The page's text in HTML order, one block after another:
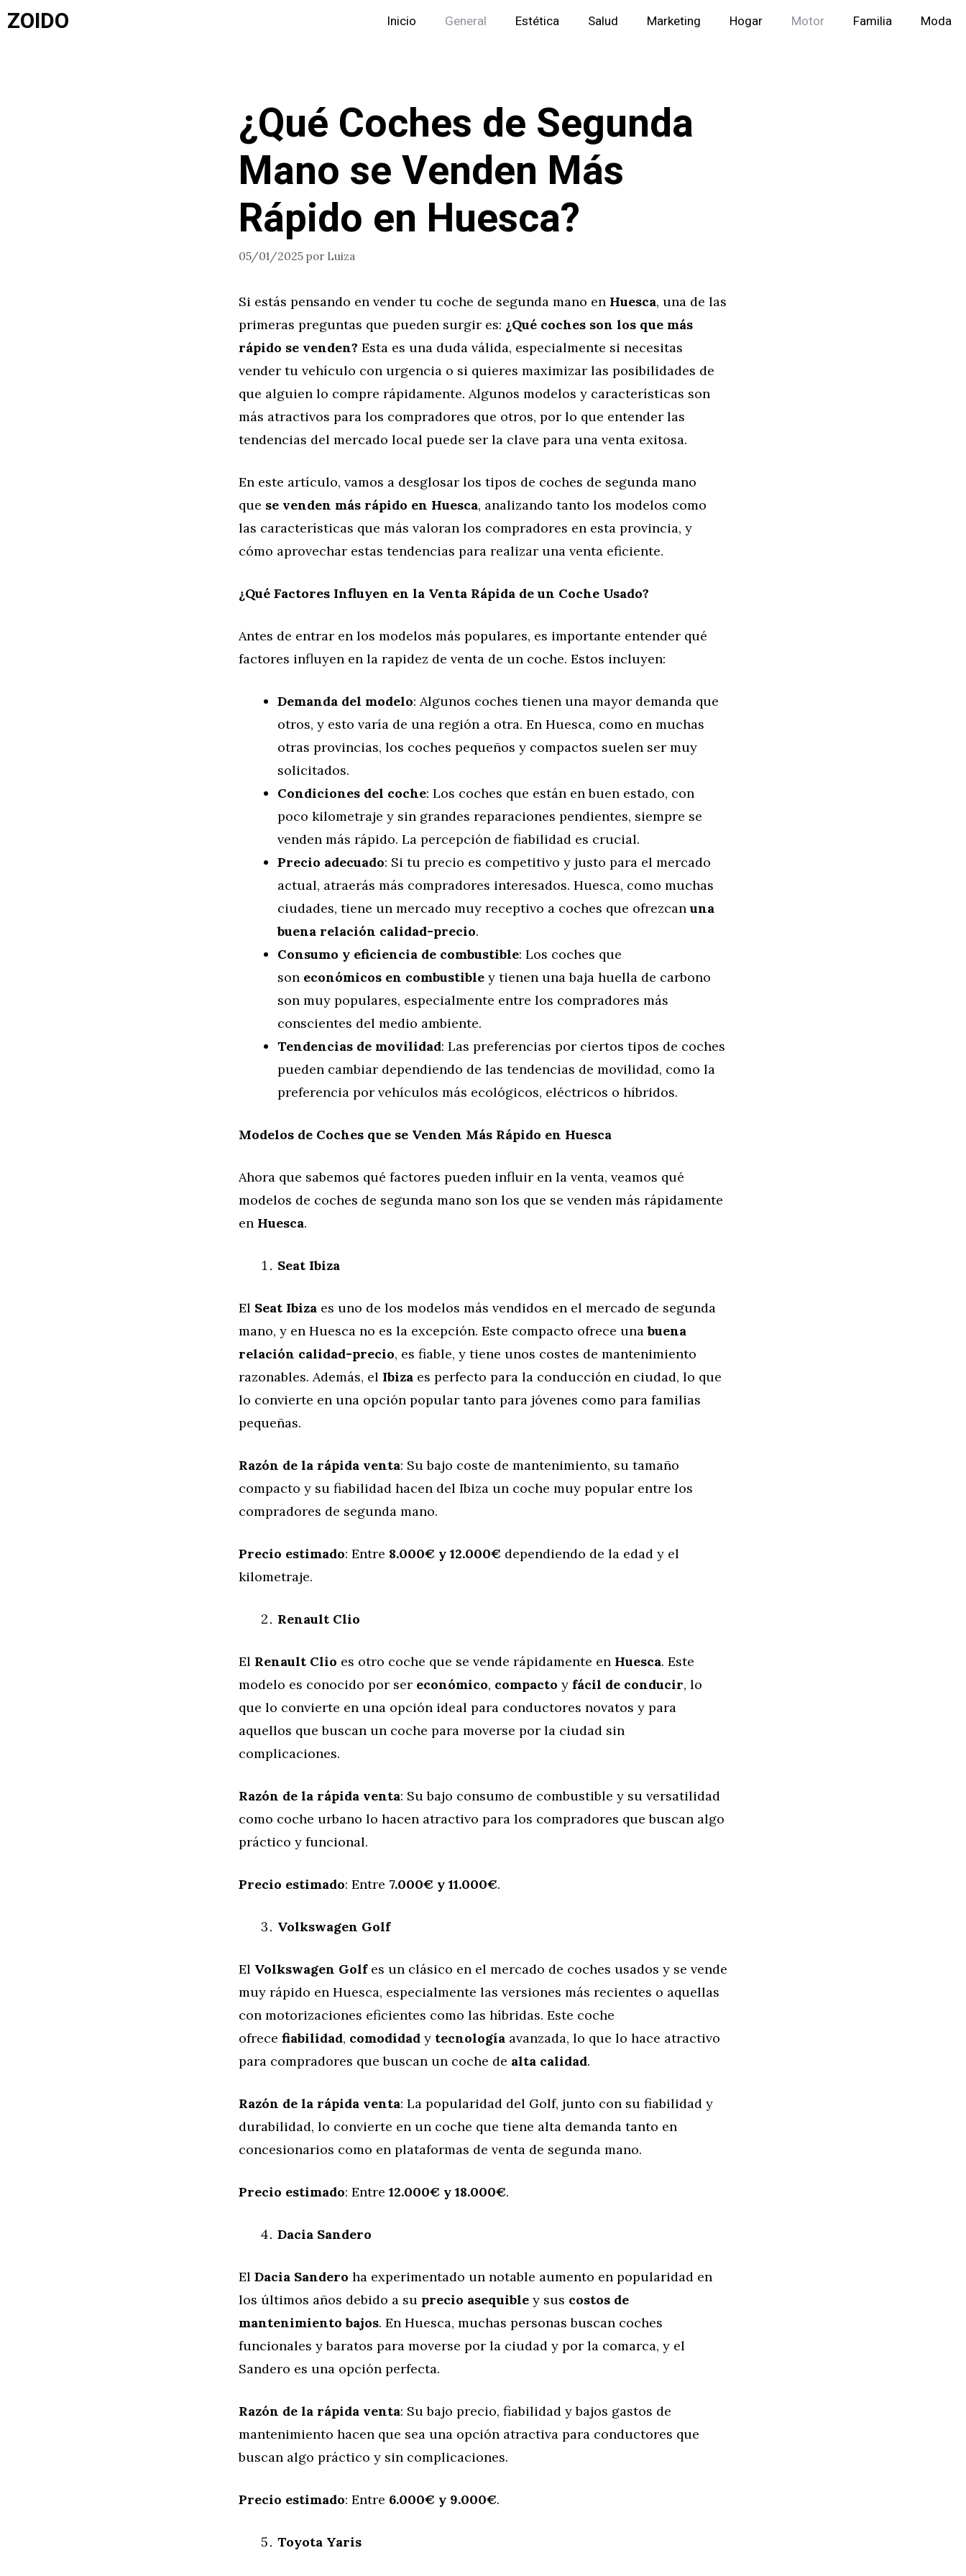
Saltar
alZOIDO Inicio General Estética Salud Marketing Hogar Motor Familia Moda
¿Qué Coches de Segunda
Mano se Venden Más
Rápido en Huesca?
05/01/2025 por Luiza
Si estás pensando en vender tu coche de segunda mano en Huesca, una de las
primeras preguntas que pueden surgir es: ¿Qué coches son los que más
rápido se venden? Esta es una duda válida, especialmente si necesitas
vender tu vehículo con urgencia o si quieres maximizar las posibilidades de
que alguien lo compre rápidamente. Algunos modelos y características son
más atractivos para los compradores que otros, por lo que entender las
tendencias del mercado local puede ser la clave para una venta exitosa.
En este artículo, vamos a desglosar los tipos de coches de segunda mano
que se venden más rápido en Huesca, analizando tanto los modelos como
las características que más valoran los compradores en esta provincia, y
cómo aprovechar estas tendencias para realizar una venta eficiente.
¿Qué Factores Influyen en la Venta Rápida de un Coche Usado?
Antes de entrar en los modelos más populares, es importante entender qué
factores influyen en la rapidez de venta de un coche. Estos incluyen:
Demanda del modelo: Algunos coches tienen una mayor demanda que
otros, y esto varía de una región a otra. En Huesca, como en muchas
otras provincias, los coches pequeños y compactos suelen ser muy
solicitados.
Condiciones del coche: Los coches que están en buen estado, con
poco kilometraje y sin grandes reparaciones pendientes, siempre se
venden más rápido. La percepción de fiabilidad es crucial.
Precio adecuado: Si tu precio es competitivo y justo para el mercado
actual, atraerás más compradores interesados. Huesca, como muchas
ciudades, tiene un mercado muy receptivo a coches que ofrezcanuna
buena relación calidad-precio.
Consumo y eficiencia de combustible: Los coches que
son económicos en combustible y tienen una baja huella de carbono
son muy populares, especialmente entre los compradores más
conscientes del medio ambiente.
Tendencias de movilidad: Las preferencias por ciertos tipos de coches
pueden cambiar dependiendo de las tendencias de movilidad, como la
preferencia por vehículos más ecológicos, eléctricos o híbridos.
Modelos de Coches que se Venden Más Rápido en Huesca
Ahora que sabemos qué factores pueden influir en la venta, veamos qué
modelos de coches de segunda mano son los que se venden más rápidamente
en Huesca.
Seat Ibiza
El Seat Ibiza es uno de los modelos más vendidos en el mercado de segunda
mano, y en Huesca no es la excepción. Este compacto ofrece unabuena
relación calidad-precio, es fiable, y tiene unos costes de mantenimiento
razonables. Además, el Ibiza es perfecto para la conducción en ciudad, lo que
lo convierte en una opción popular tanto para jóvenes como para familias
pequeñas.
Razón de la rápida venta: Su bajo coste de mantenimiento, su tamaño
compacto y su fiabilidad hacen del Ibiza un coche muy popular entre los
compradores de segunda mano.
Precio estimado: Entre 8.000€ y 12.000€ dependiendo de la edad y el
kilometraje.
Renault Clio
El Renault Clio es otro coche que se vende rápidamente en Huesca. Este
modelo es conocido por ser económico, compacto y fácil de conducir, lo
que lo convierte en una opción ideal para conductores novatos y para
aquellos que buscan un coche para moverse por la ciudad sin
complicaciones.
Razón de la rápida venta: Su bajo consumo de combustible y su versatilidad
como coche urbano lo hacen atractivo para los compradores que buscan algo
práctico y funcional.
Precio estimado: Entre 7.000€ y 11.000€.
Volkswagen Golf
El Volkswagen Golfes un clásico en el mercado de coches usados y se vende
muy rápido en Huesca, especialmente las versiones más recientes o aquellas
con motorizaciones eficientes como las híbridas. Este coche
ofrece fiabilidad, comodidad y tecnología avanzada, lo que lo hace atractivo
para compradores que buscan un coche de alta calidad.
Razón de la rápida venta: La popularidad del Golf, junto con su fiabilidad y
durabilidad, lo convierte en un coche que tiene alta demanda tanto en
concesionarios como en plataformas de venta de segunda mano.
Precio estimado: Entre 12.000€ y 18.000€.
Dacia Sandero
El Dacia Sandero ha experimentado un notable aumento en popularidad en
los últimos años debido a su precio asequible y sus costos de
mantenimiento bajos. En Huesca, muchas personas buscan coches
funcionales y baratos para moverse por la ciudad y por la comarca, y el
Sandero es una opción perfecta.
Razón de la rápida venta: Su bajo precio, fiabilidad y bajos gastos de
mantenimiento hacen que sea una opción atractiva para conductores que
buscan algo práctico y sin complicaciones.
Precio estimado: Entre 6.000€ y 9.000€.
Toyota Yaris